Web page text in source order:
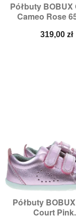
Półbuty BOBUX
Cameo Rose
Cena
319,00 zł
Półbuty
Court